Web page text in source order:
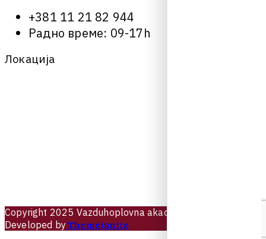
+381 11 21 82 944
Радно време: 09-17h
Локација
Copyrig ht 2025 Vazdu hoplovna akad
Developed byThemeignite